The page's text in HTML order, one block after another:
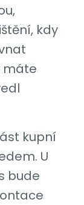
kdy
máte
kupní
U
bude